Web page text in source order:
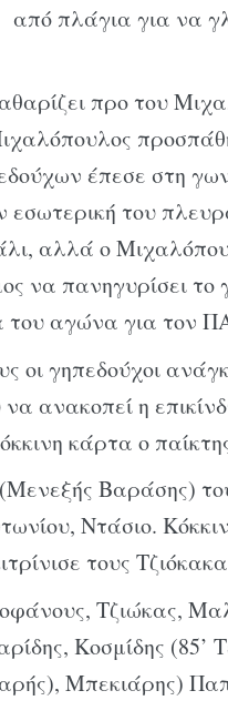
πλάγια για να
προ του
έπεσε στη
του
αλλά ο
να πανηγυρίσει το
του αγώνα για τον
οι γηπεδούχοι
ανακοπεί η
κάρτα ο
Βαράσης)
Ντάσιο.
τους
Τζιώκας,
Κοσμίδης (85’
Μπεκιάρης)